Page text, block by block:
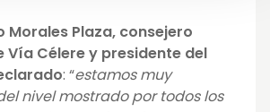
Morales Plaza, consejero
Vía Célere y presidente del
: “estamos muy
nivel mostrado por todos los